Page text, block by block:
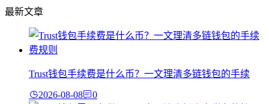
最新文章
Trust钱包手续费是什么币？一文理清多链钱包的手续
2026-08-08 0